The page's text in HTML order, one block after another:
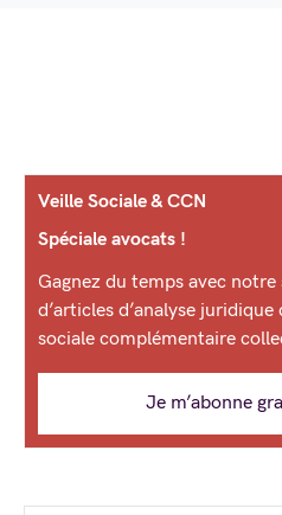
Veille Sociale & CCN
Spéciale avocats !
Gagnez du temps avec
d’articles d’analyse
sociale complémentaire
Je m’abonne